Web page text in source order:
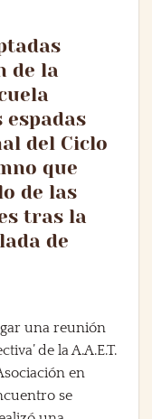
de la
del Ciclo
que
de las
tras la
de
una reunión
de la A.A.E.T.
en
se